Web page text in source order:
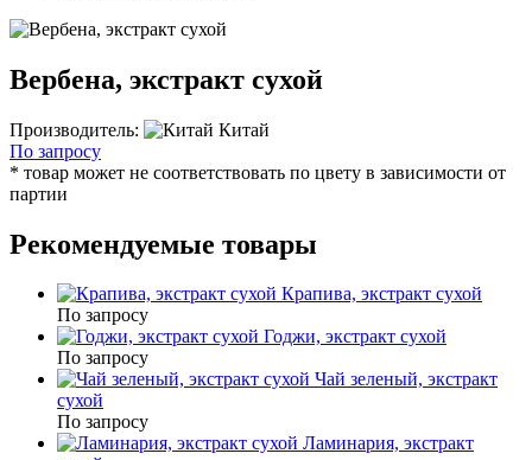
Вербена, экстракт сухой
Производитель:
Китай
По запросу
* товар может не соответствовать по цвету в зависимости от
партии
Рекомендуемые товары
Крапива, экстракт сухой
По запросу
Годжи, экстракт сухой
По запросу
Чай зеленый, экстракт
сухой
По запросу
Ламинария, экстракт